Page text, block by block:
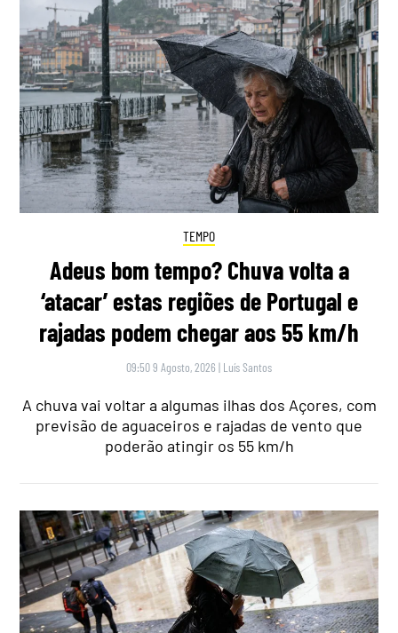
TEMPO
Adeus bom tempo? Chuva volta a
‘atacar’ estas regiões de Portugal e
rajadas podem chegar aos 55 km/h
09:50 9 Agosto, 2026 | Luís Santos
A chuva vai voltar a algumas ilhas dos Açores, com
previsão de aguaceiros e rajadas de vento que
poderão atingir os 55 km/h